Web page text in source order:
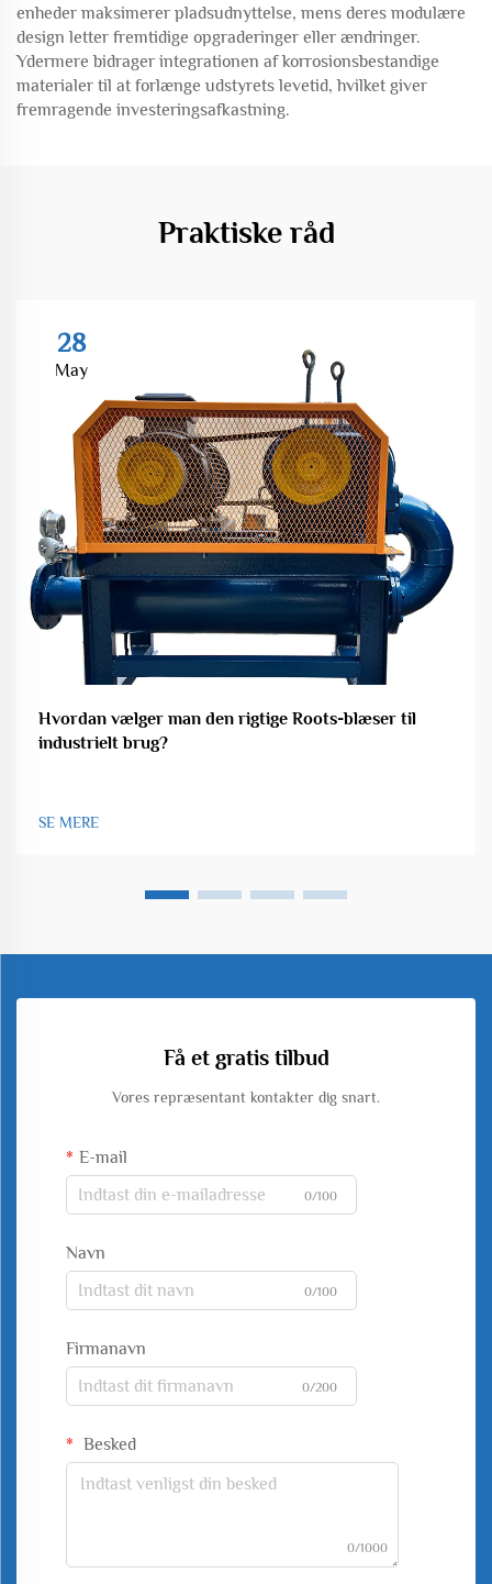
enheder maksimerer pladsudnyttelse, mens deres modulære
design letter fremtidige opgraderinger eller ændringer.
Ydermere bidrager integrationen af korrosionsbestandige
materialer til at forlænge udstyrets levetid, hvilket giver
fremragende investeringsafkastning.
Praktiske råd
28
May
Hvordan vælger man den rigtige Roots-blæser til
industrielt brug?
SE MERE
Få et gratis tilbud
Vores repræsentant kontakter dig snart.
E-mail
0/100
Navn
0/100
Firmanavn
0/200
Besked
0/1000